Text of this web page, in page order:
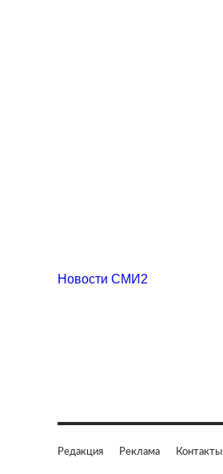
Новости СМИ2
Редакция Реклама Контакты